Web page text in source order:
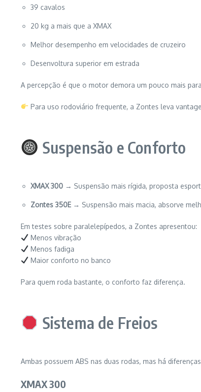
39 cavalos
20 kg a mais que a XMAX
Melhor desempenho em velocidades de cruzeiro
Desenvoltura superior em estrada
A percepção é que o motor demora um pouco mais
Para uso rodoviário frequente, a Zontes leva
Suspensão e Conforto
XMAX 300 → Suspensão mais rígida, proposta
Zontes 350E→ Suspensão mais macia, absorve
Em testes sobre paralelepípedos, a Zontes apresentou:
Menos vibração
Menos fadiga
Maior conforto no banco
Para quem roda bastante, o conforto faz diferença.
Sistema de Freios
Ambas possuem ABS nas duas rodas, mas há
XMAX 300